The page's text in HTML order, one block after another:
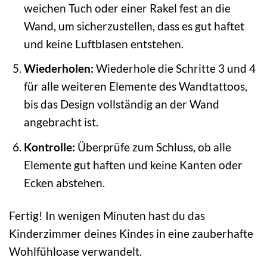
weichen Tuch oder einer Rakel fest an die
Wand, um sicherzustellen, dass es gut haftet
und keine Luftblasen entstehen.
Wiederholen: Wiederhole die Schritte 3 und 4
für alle weiteren Elemente des Wandtattoos,
bis das Design vollständig an der Wand
angebracht ist.
Kontrolle: Überprüfe zum Schluss, ob alle
Elemente gut haften und keine Kanten oder
Ecken abstehen.
Fertig! In wenigen Minuten hast du das
Kinderzimmer deines Kindes in eine zauberhafte
Wohlfühloase verwandelt.